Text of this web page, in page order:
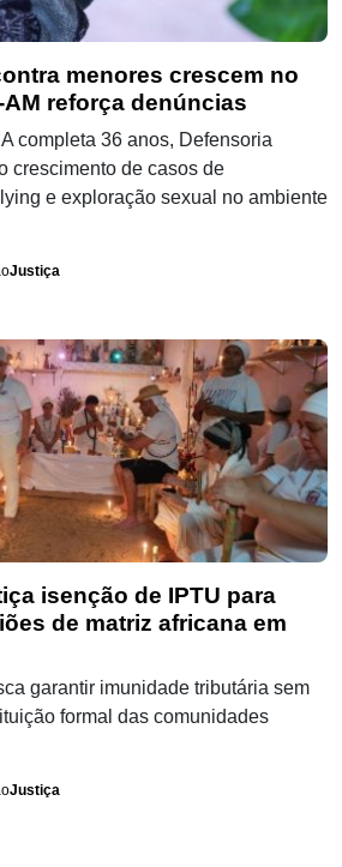
menores crescem no
reforça denúncias
completa 36 anos, Defensoria
crescimento de casos de
e exploração sexual no ambiente
Justiça
isenção de IPTU para
de matriz africana em
garantir imunidade tributária sem
formal das comunidades
Justiça